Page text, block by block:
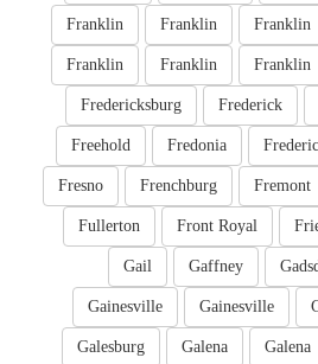
Franklin
Franklin
Franklin
Franklin
Franklin
Franklin
Frederick
Fredericksburg
Fredonia
Freehold
Fremont
Frenchburg
Fresno
Front Royal
Fullerton
Gaffney
Gail
Gainesville
Gainesville
Galena
Galena
Galesburg